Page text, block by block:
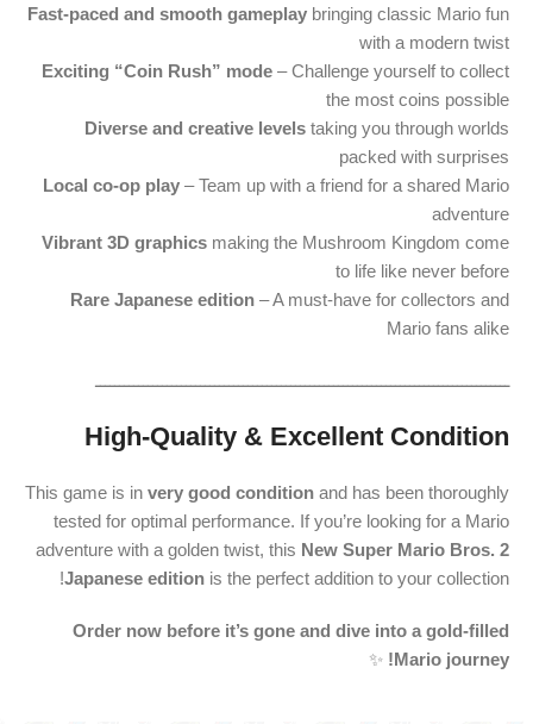
Fast-paced and smooth gameplay bringing classic Mario fun
with a modern twist
Exciting “Coin Rush” mode – Challenge yourself to collect
the most coins possible
Diverse and creative levels taking you through worlds
packed with surprises
Local co-op play – Team up with a friend for a shared Mario
adventure
Vibrant 3D graphics making the Mushroom Kingdom come
to life like never before
Rare Japanese edition – A must-have for collectors and
Mario fans alike
ـــــــــــــــــــــــــــــــــــــــــــــــــــــــــــــــــــــــــــــــــــــــ
High-Quality & Excellent Condition
This game is in very good condition and has been thoroughly
tested for optimal performance. If you’re looking for a Mario
adventure with a golden twist, this New Super Mario Bros. 2
Japanese edition is the perfect addition to your collection!
Order now before it’s gone and dive into a gold-filled
Mario journey!
✨